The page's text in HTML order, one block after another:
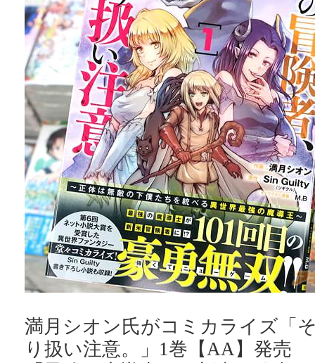
満月シオン氏がコミカライズ「
り扱い注意。」1巻【AA】発売